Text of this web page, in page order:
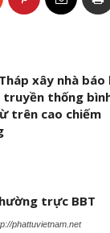
xây nhà báo
truyền thống
trên cao chiếm
trực BBT
phattuvietnam.net